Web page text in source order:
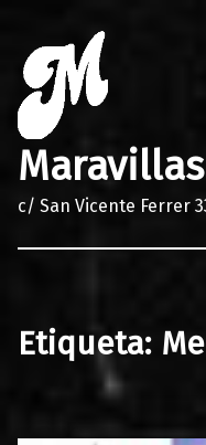
c/ San Vicente Ferrer
Etiqueta: